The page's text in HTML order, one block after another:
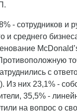
- сотрудников и
и среднего
с
Из них 23,1% -
35,5% -
на вопрос о